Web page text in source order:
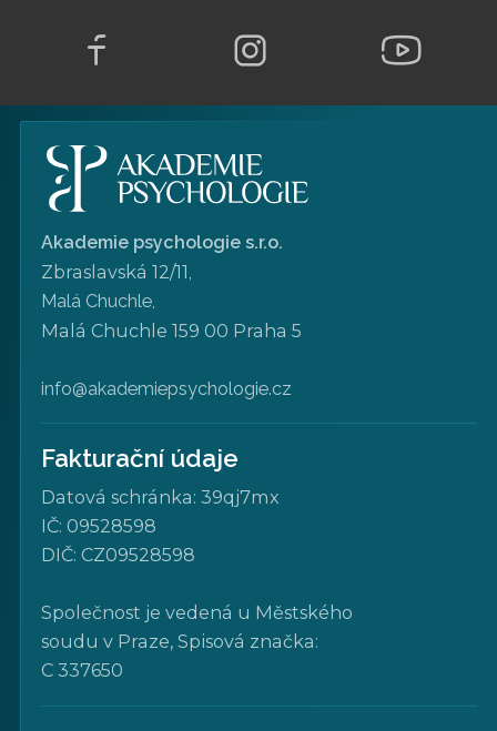
Akademie psychologie s.r.o.
Zbraslavská 12/11
Malá Chuchle,
Malá Chuchle 159 00 Praha 5
info@akademiepsychologie.cz
Fakturační údaje
Datová schránka: 39qj7mx
IČ: 09528598
DIČ: CZ09528598
Společnost je vedená u Městského
soudu v Praze, Spisová značka:
C 337650